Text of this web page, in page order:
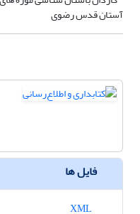
آستان قدس رضوی
فایل ها